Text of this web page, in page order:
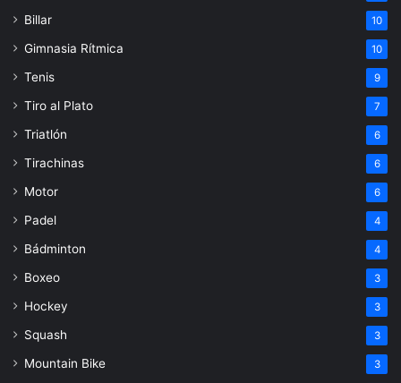
Billar 10
Gimnasia Rítmica 10
Tenis 9
Tiro al Plato 7
Triatlón 6
Tirachinas 6
Motor 6
Padel 4
Bádminton 4
Boxeo 3
Hockey 3
Squash 3
Mountain Bike 3